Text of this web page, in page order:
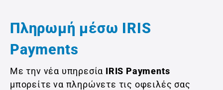
Πληρωμή μέσω IRIS
Payments
Με την νέα υπηρεσία IRIS Payments
μπορείτε να πληρώνετε τις οφειλές σας